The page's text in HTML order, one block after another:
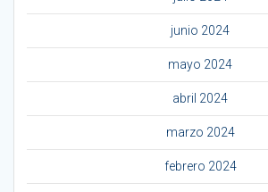
junio 2024
mayo 2024
abril 2024
marzo 2024
febrero 2024